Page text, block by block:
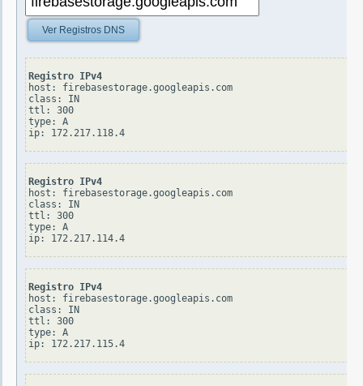
Ver Registros DNS
Registro IPv4
host: firebasestorage.googleapis.com
class: IN
ttl: 300
type: A
Registro IPv4
host: firebasestorage.googleapis.com
class: IN
ttl: 300
type: A
Registro IPv4
host: firebasestorage.googleapis.com
class: IN
ttl: 300
type: A